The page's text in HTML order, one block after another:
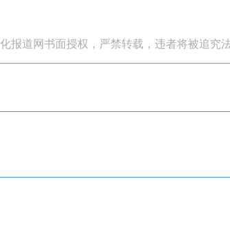
报道网书面授权，严禁转载，违者将被追究法